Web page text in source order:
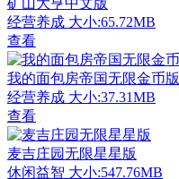
经营养成 大小:65.72MB
查看
我的面包房帝国无限金币版
经营养成 大小:37.31MB
查看
麦吉庄园无限星星版
休闲益智 大小:547.76MB